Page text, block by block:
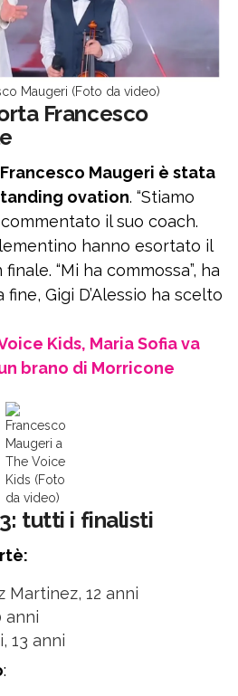
Maugeri (Foto da video)
Francesco
Maugeri è stata
ovation. “Stiamo
il suo coach.
hanno esortato il
“Mi ha commossa”, ha
Gigi D’Alessio ha scelto
Kids, Maria Sofia va
brano di Morricone
Francesco
Maugeri a
The Voice
Kids (Foto
da video)
tutti i finalisti
Martinez, 12 anni
anni
13 anni
: